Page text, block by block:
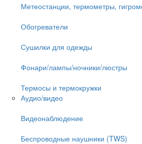
Метеостанции, термометры,
Обогреватели
Сушилки для одежды
Фонари/лампы/ночники/люстры
Термосы и термокружки
Аудио/видео
Видеонаблюдение
Беспроводные наушники (TWS)